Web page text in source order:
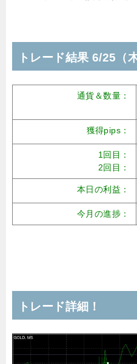
トレード結果 6/25（木
通貨＆数量：
獲得pips：
1回目：
2回目：
本日の利益：
今月の進捗：
トレード詳細！